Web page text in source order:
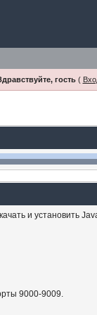
гость(
и установить
9000-9009.